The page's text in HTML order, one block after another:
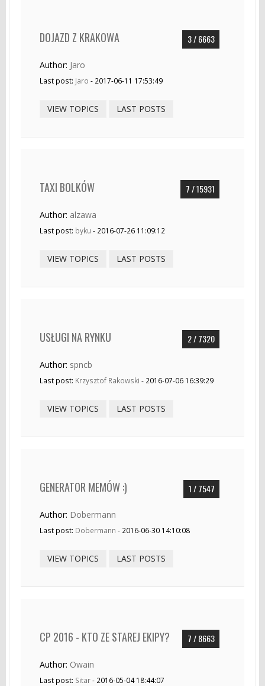
3 / 6663
DOJAZD Z KRAKOWA
Author: Jaro
Last post: Jaro - 2017-06-11 17:53:49
VIEW TOPICS LAST POSTS
7 / 15931
TAXI BOLKÓW
Author: alzawa
Last post: byku - 2016-07-26 11:09:12
VIEW TOPICS LAST POSTS
2 / 7320
USŁUGI NA RYNKU
Author: spncb
Last post: Krzysztof Rakowski - 2016-07-06 16:39:29
VIEW TOPICS LAST POSTS
1 / 7547
GENERATOR MEMÓW :)
Author: Dobermann
Last post: Dobermann - 2016-06-30 14:10:08
VIEW TOPICS LAST POSTS
7 / 8663
CP 2016 - KTO ZE STAREJ EKIPY?
Author: Owain
Last post: Sitar- 2016-05-04 18:44:07